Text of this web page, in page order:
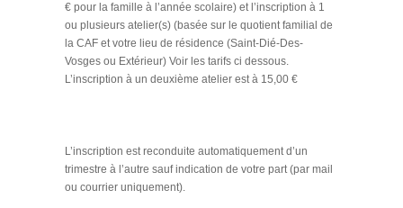
€ pour la famille à l’année scolaire) et l’inscription à 1
ou plusieurs atelier(s) (basée sur le quotient familial de
la CAF et votre lieu de résidence (Saint-Dié-Des-
Vosges ou Extérieur) Voir les tarifs ci dessous.
L’inscription à un deuxième atelier est à 15,00 €
L’inscription est reconduite automatiquement d’un
trimestre à l’autre sauf indication de votre part (par mail
ou courrier uniquement).